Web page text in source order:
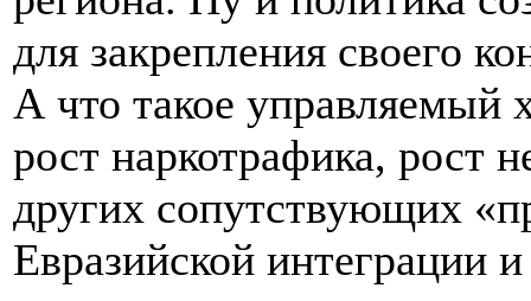
для закрепления своего
А что такое управляемый
рост наркотрафика, рост
других сопутствующих
Евразийской интеграции